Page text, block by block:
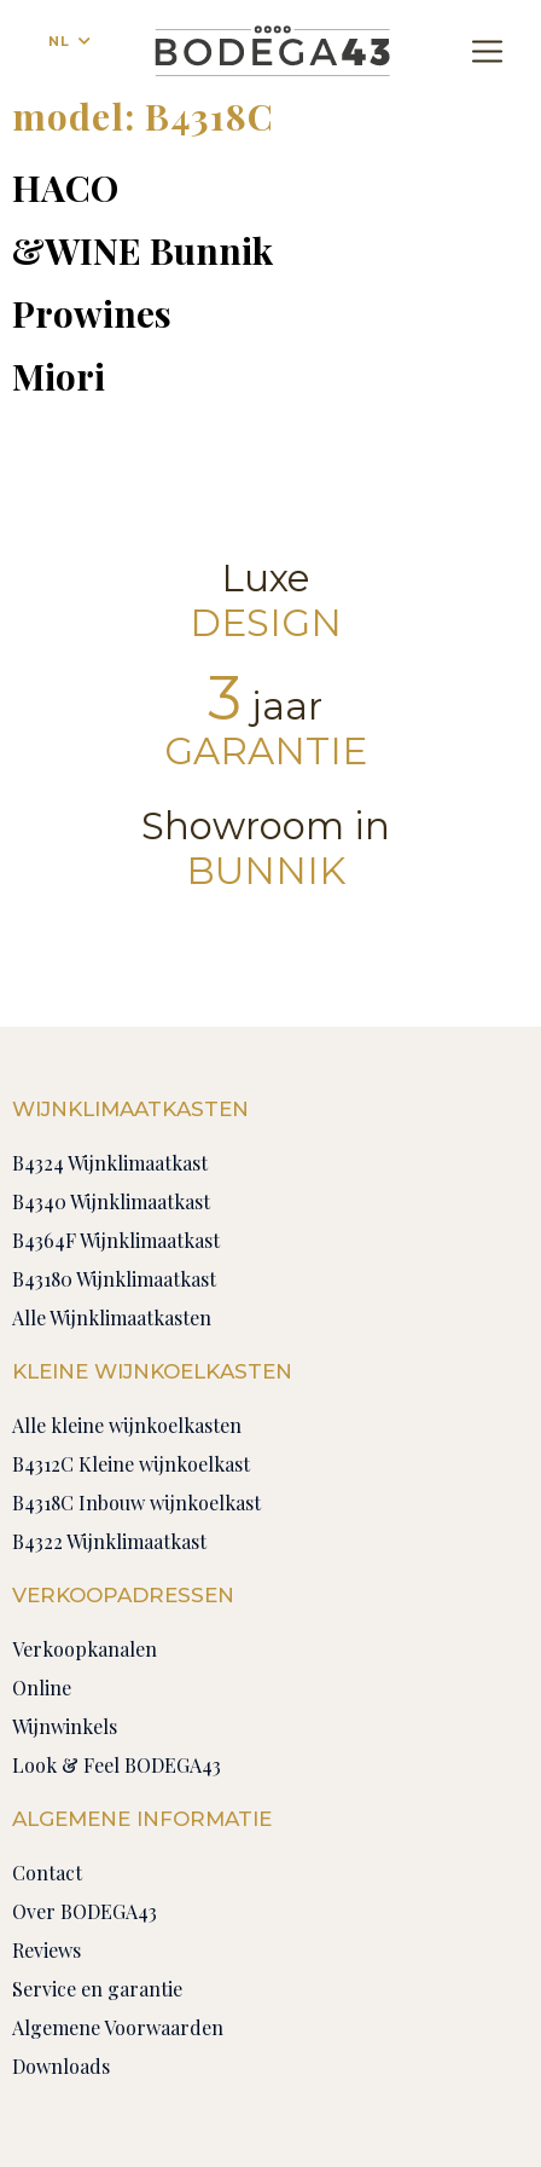
NL
model:B4318C
HACO
&WINE Bunnik
Prowines
Miori
Luxe
DESIGN
3 jaar
GARANTIE
Showroom in
BUNNIK
WIJNKLIMAATKASTEN
B4324 Wijnklimaatkast
B4340 Wijnklimaatkast
B4364F Wijnklimaatkast
B43180 Wijnklimaatkast
Alle Wijnklimaatkasten
KLEINE WIJNKOELKASTEN
Alle kleine wijnkoelkasten
B4312C Kleine wijnkoelkast
B4318C Inbouw wijnkoelkast
B4322 Wijnklimaatkast
VERKOOPADRESSEN
Verkoopkanalen
Online
Wijnwinkels
Look & Feel BODEGA43
ALGEMENE INFORMATIE
Contact
Over BODEGA43
Reviews
Service en garantie
Algemene Voorwaarden
Downloads